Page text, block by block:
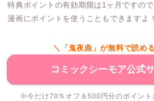
特典ポイントの有効期限は1ヶ月ですの
漫画にポイントを使うこともできますよ！
＼「鬼夜曲」が無料で読め
コミックシーモア公式
※今だけ70％オフ＆500円分のポイント